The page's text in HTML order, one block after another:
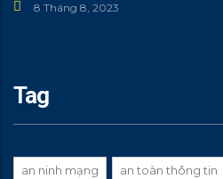
8 Tháng 8, 2023
Tag
an ninh mạng an toàn thông tin